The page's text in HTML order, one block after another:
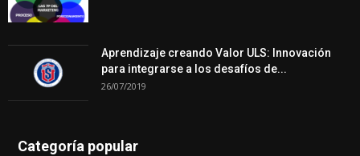
Aprendizaje creando Valor ULS: Innovación
para integrarse a los desafíos de...
26/07/2019
Categoría popular